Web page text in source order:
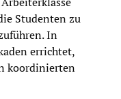
Studenten zu
In
errichtet,
koordinierten